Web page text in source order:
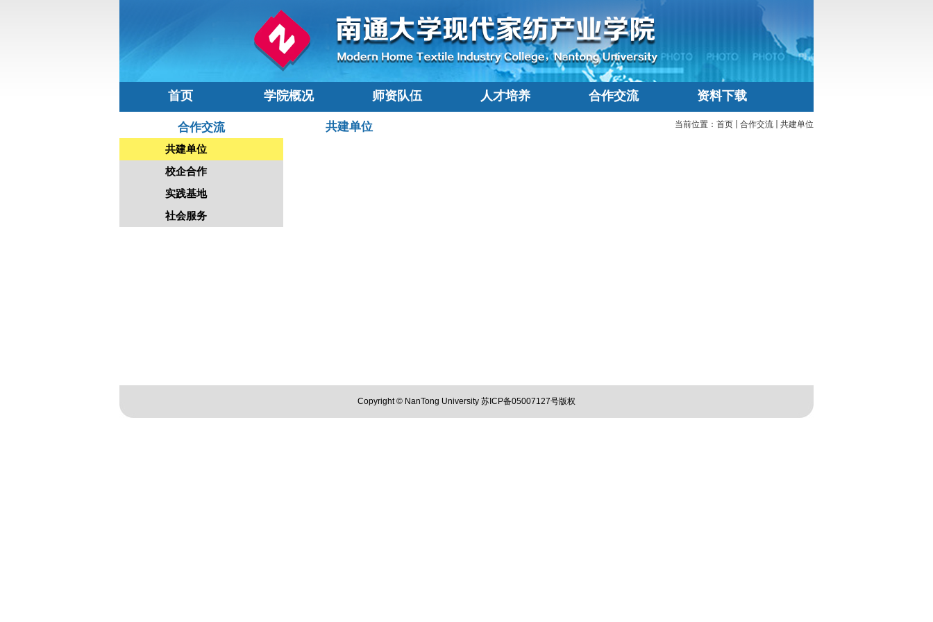
首页 学院概况 师资队伍 人才培养 合作交流 资料下载
合作交流
共建单位
校企合作
实践基地
社会服务
共建单位 当前位置： 首页 合作交流 共建单位
Copyright © NanTong University 苏ICP备05007127号版权